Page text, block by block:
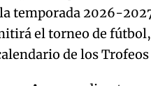
temporada 2026-
el torneo de
de los Trofeos